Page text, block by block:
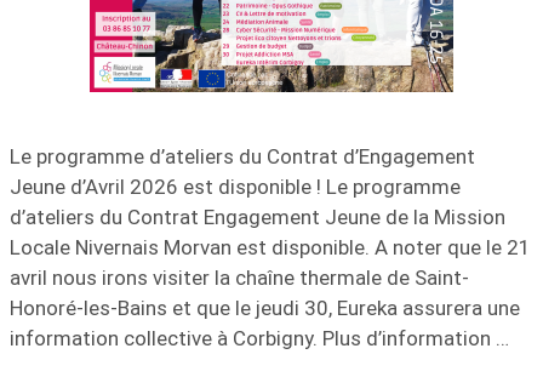
Le programme d’ateliers du Contrat d’Engagement
Jeune d’Avril 2026 est disponible ! Le programme
d’ateliers du Contrat Engagement Jeune de la Mission
Locale Nivernais Morvan est disponible. A noter que le 21
avril nous irons visiter la chaîne thermale de Saint-
Honoré-les-Bains et que le jeudi 30, Eureka assurera une
information collective à Corbigny. Plus d’information …